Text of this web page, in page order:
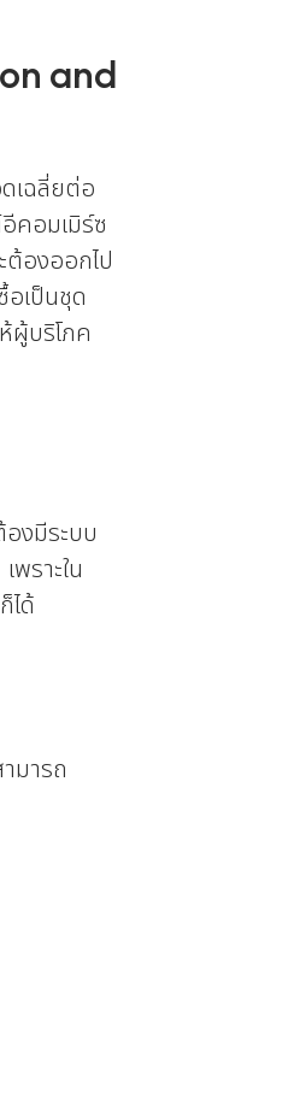
and
เฉลี่ยต่อ
คอมเมิร์ซ
ต้องออกไป
อเป็นชุด
ผู้บริโภค
องมีระบบ
ราะใน
ได้
มารถ